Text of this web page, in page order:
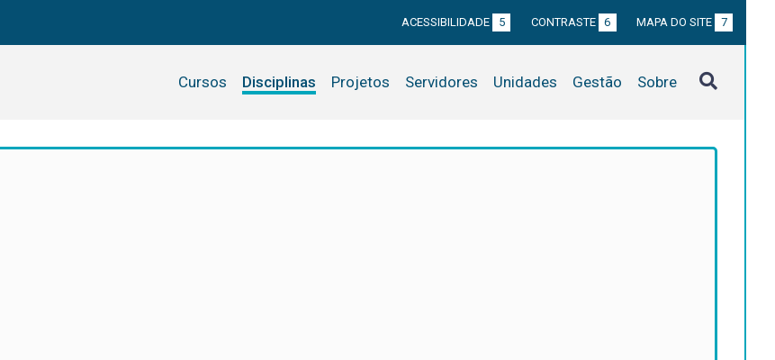
ACESSIBILIDADE 5 CONTRASTE 6 MAPA DO SITE 7
Cursos Disciplinas Projetos Servidores Unidades Gestão Sobre